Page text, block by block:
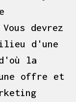
devrez
d'une
la
offre et